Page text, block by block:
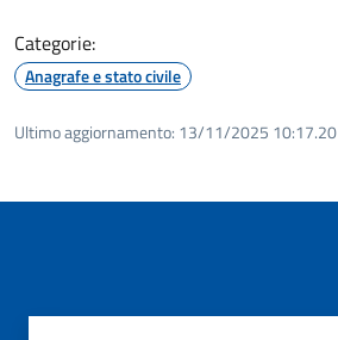
Categorie:
Anagrafe e stato civile
Ultimo aggiornamento: 13/11/2025 10:17.20